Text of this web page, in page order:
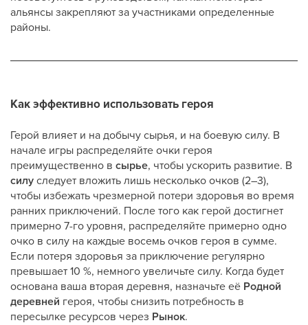
альянсы закрепляют за участниками определенные
районы.
Как эффективно использовать героя
Герой влияет и на добычу сырья, и на боевую силу. В
начале игры распределяйте очки героя
преимущественно в сырье, чтобы ускорить развитие. В
силуследует вложить лишь несколько очков (2–3),
чтобы избежать чрезмерной потери здоровья во время
ранних приключений. После того как герой достигнет
примерно 7-го уровня, распределяйте примерно одно
очко в силу на каждые восемь очков героя в сумме.
Если потеря здоровья за приключение регулярно
превышает 10 %, немного увеличьте силу. Когда будет
основана ваша вторая деревня, назначьте её Родной
деревней героя, чтобы снизить потребность в
пересылке ресурсов через Рынок.